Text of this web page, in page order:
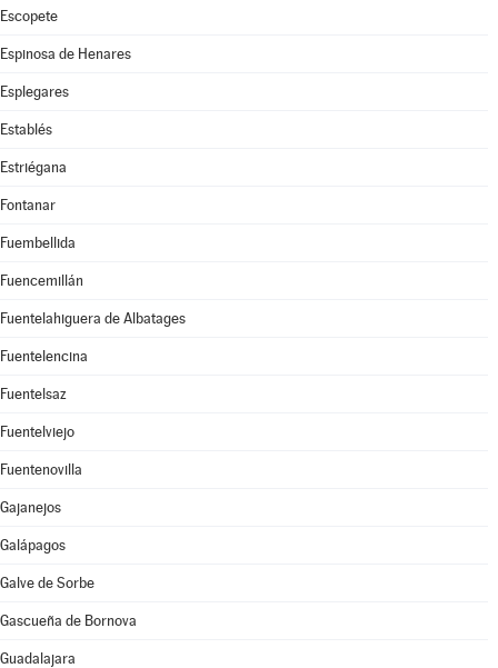
Escopete
Espinosa de Henares
Esplegares
Establés
Estriégana
Fontanar
Fuembellida
Fuencemillán
Fuentelahiguera de Albatages
Fuentelencina
Fuentelsaz
Fuentelviejo
Fuentenovilla
Gajanejos
Galápagos
Galve de Sorbe
Gascueña de Bornova
Guadalajara